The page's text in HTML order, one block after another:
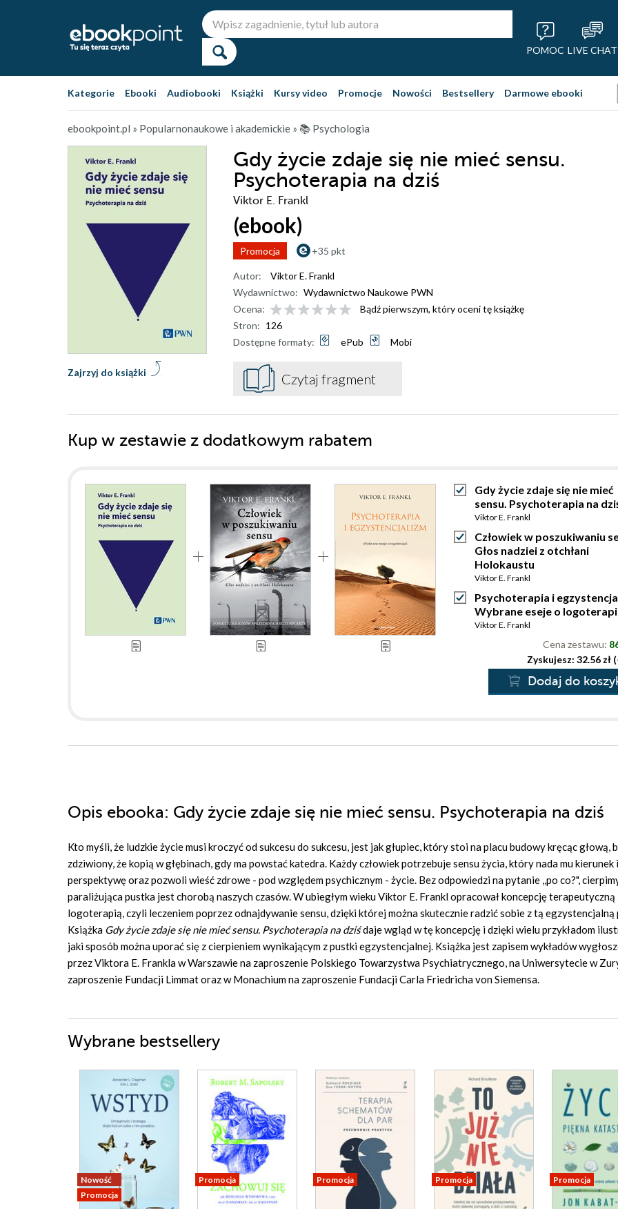
POMOC LIVE CHAT
Kategorie Ebooki Audiobooki Książki Kursy video Promocje Nowości Bestsellery Darmowe ebooki
ebookpoint.pl » Popularnonaukowe i akademickie » 📚 Psychologia
Gdy życie zdaje się nie mieć sensu.
Psychoterapia na dziś
Viktor E. Frankl
(ebook)
Promocja +35 pkt
Zajrzyj do książki
Autor:
Viktor E. Frankl
Wydawnictwo: Wydawnictwo Naukowe PWN
Ocena:
Bądź pierwszym, który oceni tę książkę
Stron: 126
Dostępne formaty:
ePub Mobi
Czytaj fragment
Kup w zestawie z dodatkowym rabatem
Gdy życie zdaje się nie mieć
sensu. Psychoterapia na
Viktor E. Frankl
Człowiek w poszukiwaniu
Głos nadziei z otchłani
Holokaustu
Viktor E. Frankl
Psychoterapia i
Wybrane eseje o
Viktor E. Frankl
Cena zestawu:
Zyskujesz: 32.56 zł
Dodaj do
Opis ebooka: Gdy życie zdaje się nie mieć sensu. Psychoterapia na dziś
Kto myśli, że ludzkie życie musi kroczyć od sukcesu do sukcesu, jest jak głupiec, który stoi na placu budowy kręcąc głową,
zdziwiony, że kopią w głębinach, gdy ma powstać katedra. Każdy człowiek potrzebuje sensu życia, który nada mu kierunek i
perspektywę oraz pozwoli wieść zdrowe - pod względem psychicznym - życie. Bez odpowiedzi na pytanie ,,po co?",
paraliżująca pustka jest chorobą naszych czasów. W ubiegłym wieku Viktor E. Frankl opracował koncepcję terapeutyczną
logoterapią, czyli leczeniem poprzez odnajdywanie sensu, dzięki której można skutecznie radzić sobie z tą egzystencjalną
Książka Gdy życie zdaje się nie mieć sensu. Psychoterapia na dziśdaje wgląd w tę koncepcję i dzięki wielu przykładom
jaki sposób można uporać się z cierpieniem wynikającym z pustki egzystencjalnej. Książka jest zapisem wykładów
przez Viktora E. Frankla w Warszawie na zaproszenie Polskiego Towarzystwa Psychiatrycznego, na Uniwersytecie w
zaproszenie Fundacji Limmat oraz w Monachium na zaproszenie Fundacji Carla Friedricha von Siemensa.
Wybrane bestsellery
Nowość
Promocja
Promocja Promocja Promocja Promocja